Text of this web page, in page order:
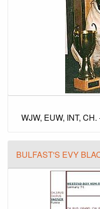
WJW, EUW, INT,
BULFAST'S EVY